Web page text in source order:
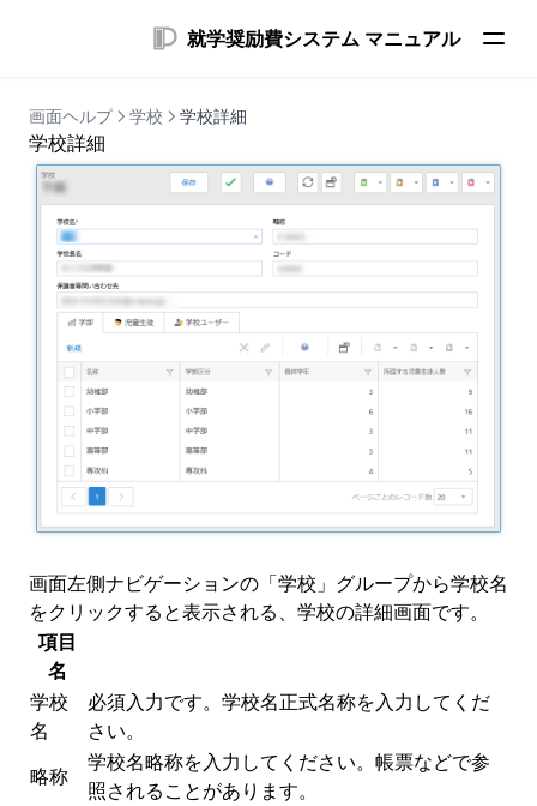
就学奨励費システム マニュアル
画面ヘルプ 学校 学校詳細
学校詳細
画面左側ナビゲーションの「学校」グループから学校名
をクリックすると表示される、学校の詳細画面です。
項目
名
学校
名
必須入力です。学校名正式名称を入力してくだ
さい。
略称
学校名略称を入力してください。帳票などで参
照されることがあります。